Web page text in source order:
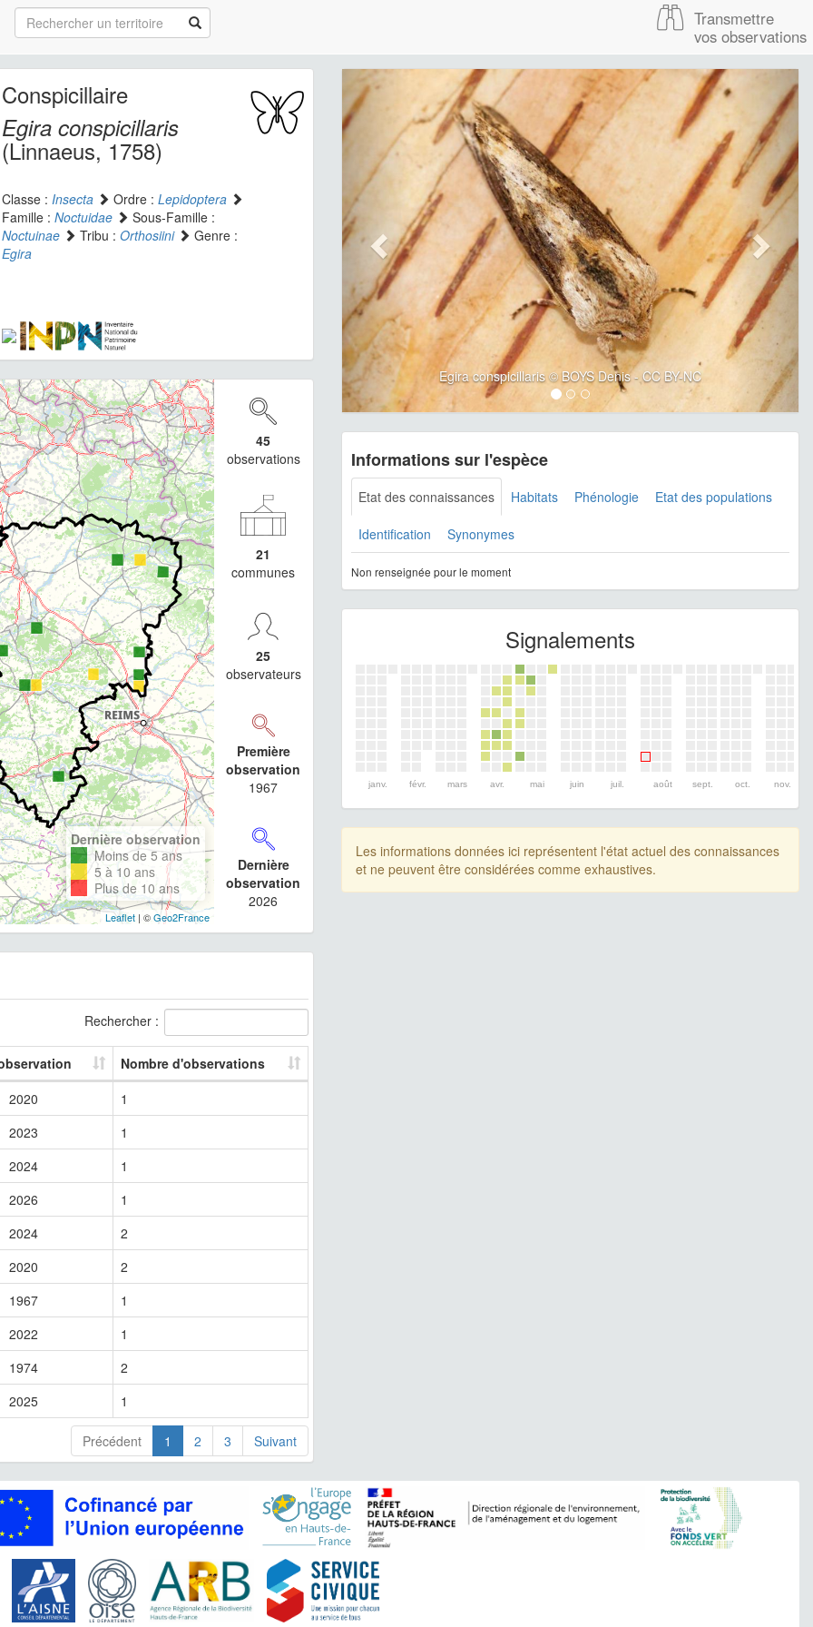
Transmettre
vos observations
Conspicillaire
Egira conspicillaris
(Linnaeus, 1758)
Classe : Insecta Ordre : Lepidoptera
Famille : Noctuidae
Sous-Famille :
Noctuinae
Tribu : Orthosiini
Genre :
Egira
Dernière observation
Moins de 5 ans
5 à 10 ans
Plus de 10 ans
Leaflet| ©Geo2France
45
observations
21
communes
25
observateurs
Première
observation
1967
Dernière
observation
2026
Rechercher :
Nombre d'observations
2020
1
2023
1
2024
1
2026
1
2024
2
2020
2
1967
1
2022
1
1974
2
2025
1
Précédent 1 2 3 Suivant
Egira conspicillaris © BOYS Denis - CC BY-NC
Informations sur l'espèce
Etat des connaissances Habitats Phénologie Etat des populations
Identification Synonymes
Non renseignée pour le moment
Signalements
janv. févr. mars avr. mai juin juil. août sept. oct. nov.
Les informations données ici représentent l'état actuel des connaissances
et ne peuvent être considérées comme exhaustives.